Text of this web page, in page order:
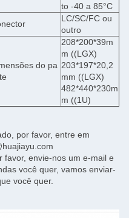
to -40 a 85°C
LC/SC/FC ou
outro
do pa
208*200*39m
m ((LGX)
203*197*20,2
mm ((LGX)
482*440*230m
m ((1U)
por favor, entre em
favor, envie-nos um e-mail e
você quer, vamos enviar-
você quer.